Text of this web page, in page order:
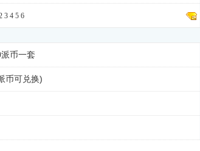
3 4 5 6
币一套
币可兑换)